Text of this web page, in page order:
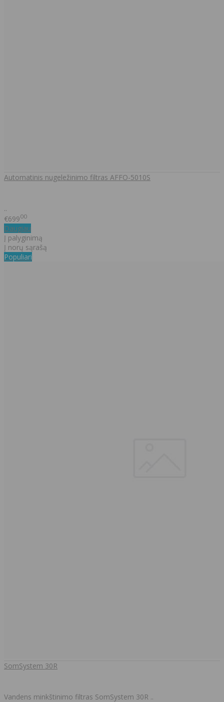
Automatinis nugeležinimo filtras AFFO-5010S
..
€69900
Daugiau
Į palyginimą
Į norų sąrašą
Populiari
SomSystem 30R
Vandens minkštinimo filtras SomSystem 30R ..